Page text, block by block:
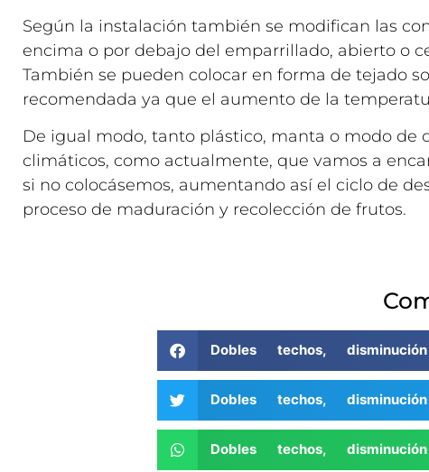
Según la instalación también se modifican las
encima o por debajo del emparrillado, abierto o
También se pueden colocar en forma de tejado
recomendada ya que el aumento de la
De igual modo, tanto plástico, manta o modo de
climáticos, como actualmente, que vamos a
si no colocásemos, aumentando así el ciclo de
proceso de maduración y recolección de frutos.
Dobles techos,
Dobles techos,
Dobles techos,